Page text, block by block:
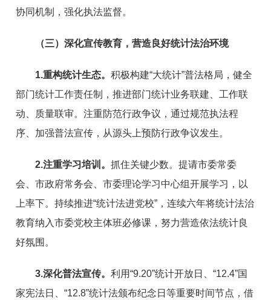
协同机制，强化执法监督。
（三）深化宣传教育，营造良好统计法治环境
1.重构统计生态。积极构建“大统计”普法格局，健全
部门统计工作责任制，推进部门统计业务联建、工作联
动、质量联审。注重防范行政争议，通过规范执法程
序、加强普法宣传，从源头上预防行政争议发生。
2.注重学习培训。抓住关键少数。提请市委常委
会、市政府常务会、市委理论学习中心组开展学习，以
上率下。持续推进“统计法进党校”，连续六年将统计法治
教育纳入市委党校主体班必修课，努力营造依法统计良
好氛围。
3.深化普法宣传。利用“9.20”统计开放日、“12.4”国
家宪法日、“12.8”统计法颁布纪念日等重要时间节点，借